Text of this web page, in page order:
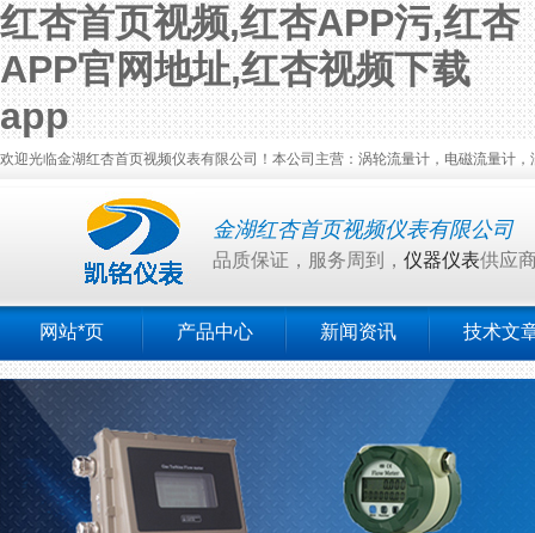
红杏首页视频,红杏APP污,红杏
APP官网地址,红杏视频下载
app
欢迎光临金湖红杏首页视频仪表有限公司！本公司主营：涡轮流量计，电磁流量计
金湖红杏首页视频仪表有限公司
品质保证，服务周到， 仪器仪表供应
网站*页 产品中心 新闻资讯 技术文